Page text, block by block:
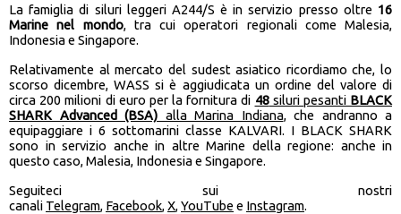
La famiglia di siluri leggeri A244/S è in servizio presso oltre 16
Marine nel mondo, tra cui operatori regionali come Malesia,
Indonesia e Singapore.
Relativamente al mercato del sudest asiatico ricordiamo che, lo
scorso dicembre, WASS si è aggiudicata un ordine del valore di
circa 200 milioni di euro per la fornitura di 48siluri pesanti BLACK
SHARK Advanced (BSA) alla Marina Indiana, che andranno a
equipaggiare i 6 sottomarini classe KALVARI. I BLACK SHARK
sono in servizio anche in altre Marine della regione: anche in
questo caso, Malesia, Indonesia e Singapore.
Seguiteci sui nostri
canali Telegram, Facebook,X,YouTube e Instagram.